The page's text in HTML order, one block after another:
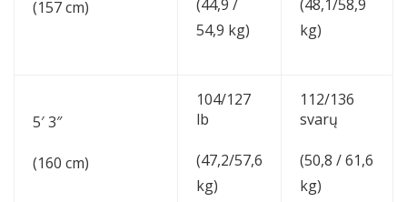
(157 cm)
(44,9 /
54,9 kg)
(48,1/58,9
kg)
5′ 3″
(160 cm)
104/127
lb
(47,2/57,6
kg)
112/136
svarų
(50,8 / 61,6
kg)